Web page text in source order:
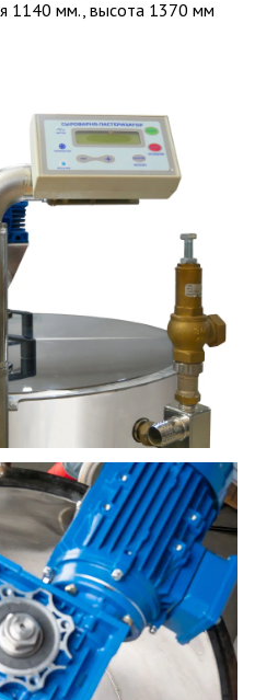
1140 мм., высота 1370 мм